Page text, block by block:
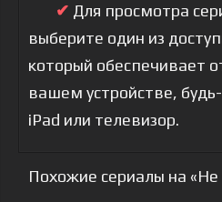
✔ Для просмотра
выберите один из
который обеспечивает
вашем устройстве,
iPad или телевизор.
Похожие сериалы на «Не